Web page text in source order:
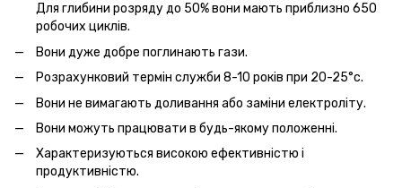
Для глибини розряду до 50% вони мають приблизно 650
робочих циклів.
Вони дуже добре поглинають гази.
Розрахунковий термін служби 8-10 років при 20-25°c.
Вони не вимагають доливання або заміни електроліту.
Вони можуть працювати в будь-якому положенні.
Характеризуються високою ефективністю і
продуктивністю.